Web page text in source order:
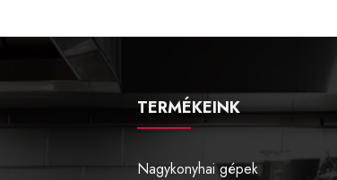
TERMÉKEINK
Nagykonyhai gépek